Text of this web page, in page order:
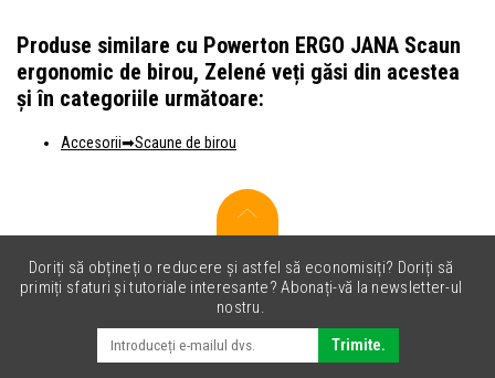
Produse similare cu Powerton ERGO JANA Scaun
ergonomic de birou, Zelené veți găsi din acestea
și în categoriile următoare:
Accesorii Scaune de birou
Doriți să obțineți o reducere și astfel să economisiți? Doriți să
primiți sfaturi și tutoriale interesante? Abonați-vă la newsletter-ul
nostru.
Trimite.